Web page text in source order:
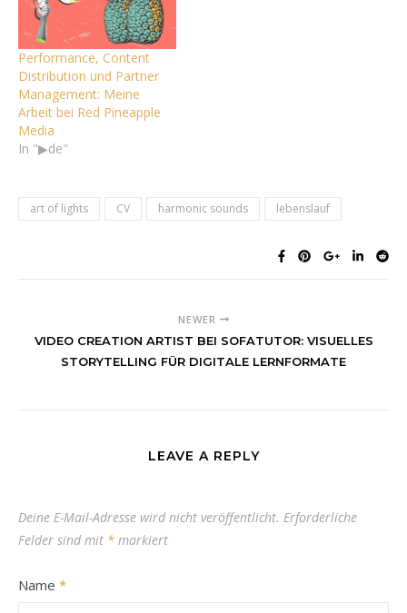
Performance, Content
Distribution und Partner
Management: Meine
Arbeit bei Red Pineapple
Media
In "▶de"
art of lights CV harmonic sounds lebenslauf
NEWER
VIDEO CREATION ARTIST BEI SOFATUTOR: VISUELLES
STORYTELLING FÜR DIGITALE LERNFORMATE
LEAVE A REPLY
Deine E-Mail-Adresse wird nicht veröffentlicht. Erforderliche
Felder sind mit * markiert
Name *